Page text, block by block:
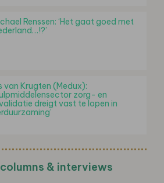
Renssen: ‘Het gaat goed met
van Krugten (Medux):
zorg- en
dreigt vast te lopen in
& interviews